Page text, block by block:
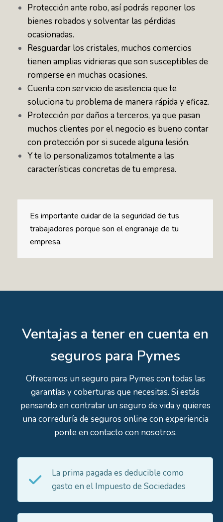
Protección ante robo, así podrás reponer los
bienes robados y solventar las pérdidas
ocasionadas.
Resguardar los cristales, muchos comercios
tienen amplias vidrieras que son susceptibles de
romperse en muchas ocasiones.
Cuenta con servicio de asistencia que te
soluciona tu problema de manera rápida y eficaz.
Protección por daños a terceros, ya que pasan
muchos clientes por el negocio es bueno contar
con protección por si sucede alguna lesión.
Y te lo personalizamos totalmente a las
características concretas de tu empresa.
Es importante cuidar de la seguridad de tus
trabajadores porque son el engranaje de tu
empresa.
Ventajas a tener en cuenta en
seguros para Pymes
Ofrecemos un seguro para Pymes con todas las
garantías y coberturas que necesitas. Si estás
pensando en contratar un seguro de vida y quieres
una correduría de seguros online con experiencia
ponte en contacto con nosotros.
La prima pagada es deducible como
gasto en el Impuesto de Sociedades